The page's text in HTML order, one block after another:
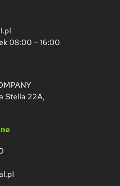
08:00 – 16:00
Stella 22A,